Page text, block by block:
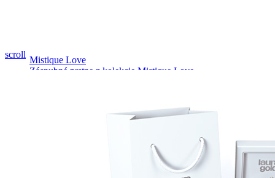
Mistique Love
Zásnubné prstne z kolekcie Mistique Love.
scroll